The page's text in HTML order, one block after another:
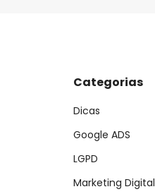
Categorias
Dicas
Google ADS
LGPD
Marketing Digital